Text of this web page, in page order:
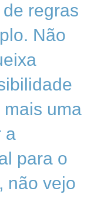
regras
Não
mais uma
a
para o
não vejo